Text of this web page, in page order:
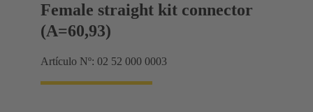
Female straight kit connector
(A=60,93)
Artículo Nº: 02 52 000 0003